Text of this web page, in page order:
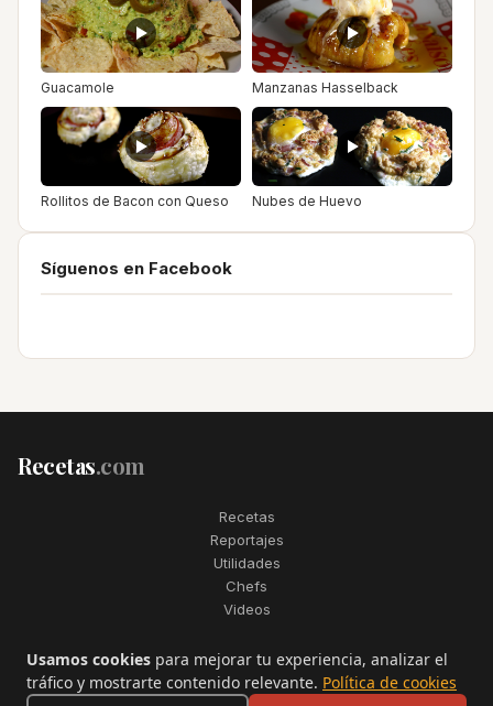
Guacamole Manzanas Hasselback
Rollitos de Bacon con Queso Nubes de Huevo
Síguenos en Facebook
Recetas.com
Recetas
Reportajes
Utilidades
Chefs
Videos
2006–2026. Todos los derechos reservados. Recetas.com es una
marca registrada de Telfo Networks S.L.
Aviso legal·Condiciones de uso·Contactar
Usamos cookies para mejorar tu experiencia, analizar el
tráfico y mostrarte contenido relevante. Política de cookies